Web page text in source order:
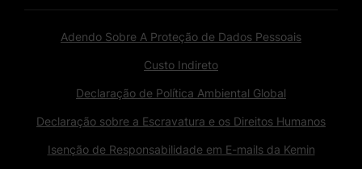
Adendo Sobre A Proteção de Dados Pessoais
Custo Indireto
Declaração de Política Ambiental Global
Declaração sobre a Escravatura e os Direitos Humanos
Isenção de Responsabilidade em E-mails da Kemin